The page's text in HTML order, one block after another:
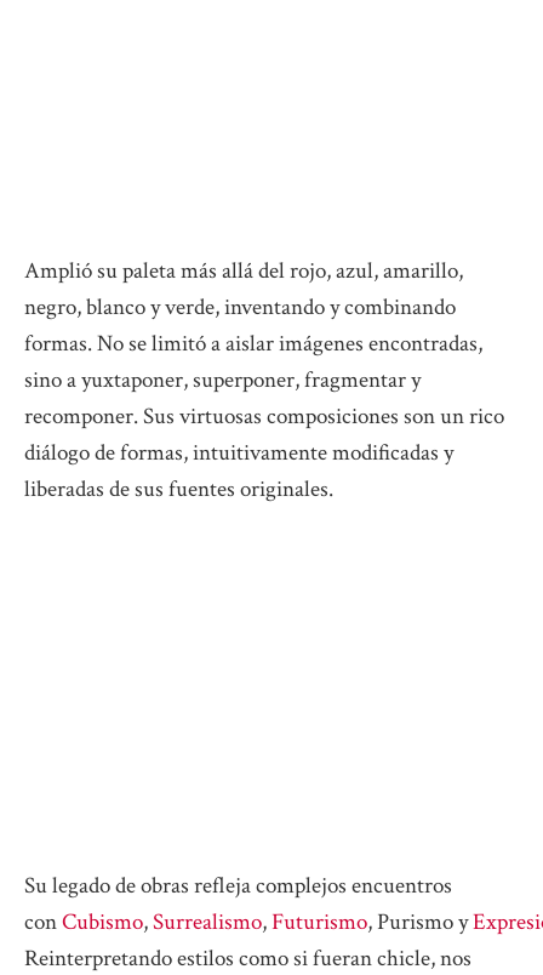
Amplió su paleta más allá del rojo, azul, amarillo,
negro, blanco y verde, inventando y combinando
formas. No se limitó a aislar imágenes encontradas,
sino a yuxtaponer, superponer, fragmentar y
recomponer. Sus virtuosas composiciones son un rico
diálogo de formas, intuitivamente modificadas y
liberadas de sus fuentes originales.
Su legado de obras refleja complejos encuentros
conCubismo,Surrealismo,Futurismo, Purismo y
Reinterpretando estilos como si fueran chicle, nos